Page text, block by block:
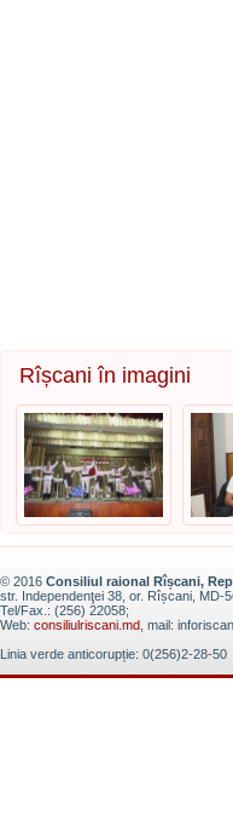
Rîșcani în imagini
© 2016 Consiliul raional Rîșcani,
str. Independenţei 38, or. Rîșcani, MD-
Tel/Fax.: (256) 22058;
Web: consiliulriscani.md , mail:
Linia verde anticorupție: 0(256)2-28-50